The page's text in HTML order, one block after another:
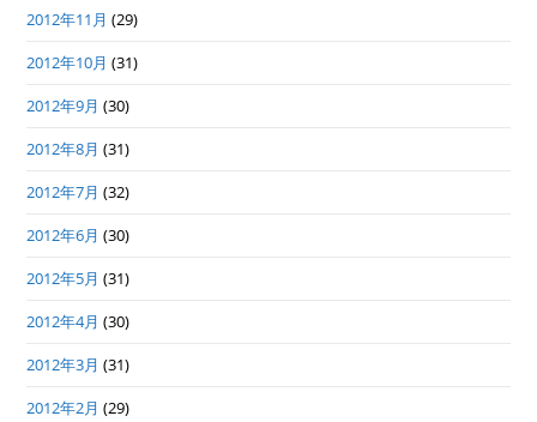
2012年11月 (29)
2012年10月 (31)
2012年9月 (30)
2012年8月 (31)
2012年7月 (32)
2012年6月 (30)
2012年5月 (31)
2012年4月 (30)
2012年3月 (31)
2012年2月 (29)